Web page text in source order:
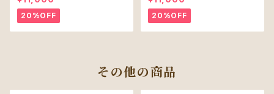
20%OFF 20%OFF
その他の商品